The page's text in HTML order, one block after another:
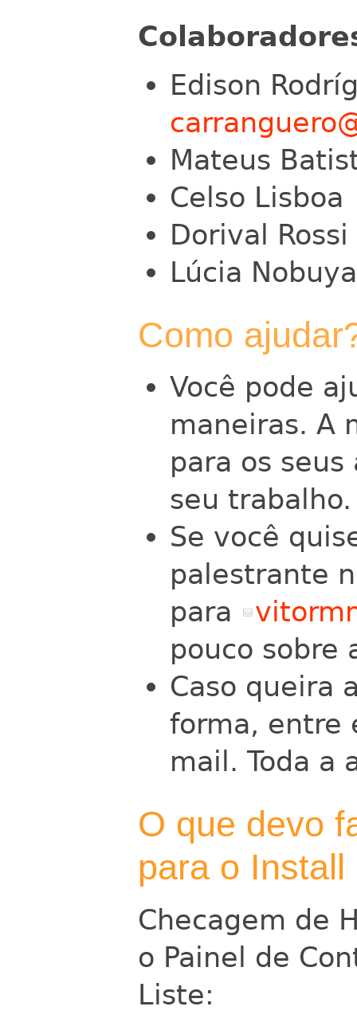
Edison
Mateus
Celso Lisboa
Dorival Rossi
Lúcia
Como
Você pode
maneiras. A
para os
seu trabalho.
Se você
palestrante
para
pouco sobre
Caso queira
forma, entre
mail. Toda a
O que devo
para o Install
Checagem de
o Painel de
Liste: